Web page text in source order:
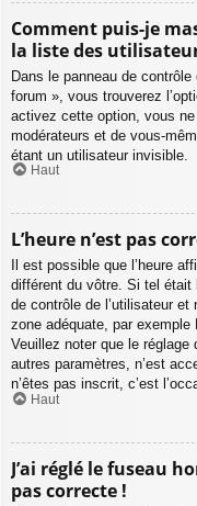
Comment puis-je
la liste des
Dans le panneau de
forum », vous trouverez
activez cette option, vous
modérateurs et de vous-
étant un utilisateur invisible.
Haut
L’heure n’est pas
Il est possible que l’heure
différent du vôtre. Si tel était
de contrôle de l’utilisateur
zone adéquate, par
Veuillez noter que le
autres paramètres, n’est
n’êtes pas inscrit, c’est
Haut
J’ai réglé le fuseau
pas correcte !